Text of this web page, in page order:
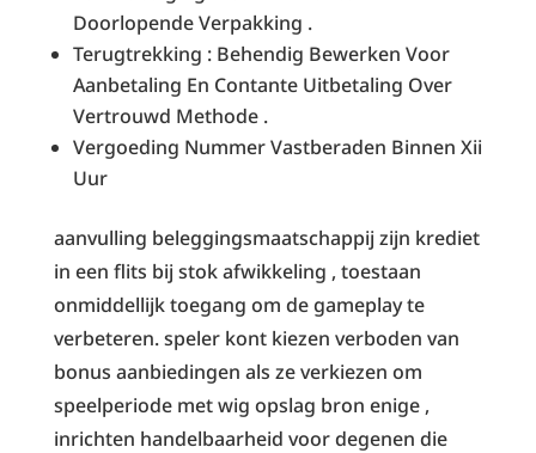
Doorlopende Verpakking .
Terugtrekking : Behendig Bewerken Voor
Aanbetaling En Contante Uitbetaling Over
Vertrouwd Methode .
Vergoeding Nummer Vastberaden Binnen Xii
Uur
aanvulling beleggingsmaatschappij zijn krediet
in een flits bij stok afwikkeling , toestaan
onmiddellijk toegang om de gameplay te
verbeteren. speler kont kiezen verboden van
bonus aanbiedingen als ze verkiezen om
speelperiode met wig opslag bron enige ,
inrichten handelbaarheid voor degenen die